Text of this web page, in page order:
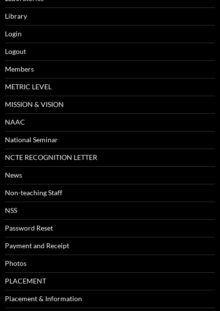
Library
Login
Logout
Members
METRIC LEVEL
MISSION & VISION
NAAC
National Seminar
NCTE RECOGNITION LETTER
News
Non-teaching Staff
NSS
Password Reset
Payment and Receipt
Photos
PLACEMENT
Placement & Information